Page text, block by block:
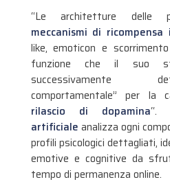
“Le architetture delle
meccanismi di
like, emoticon e
funzione che il suo
successivamente
comportamentale” per la
rilascio di dopamina“.
artificiale analizza ogni
profili psicologici dettagliati,
emotive e cognitive da
tempo di permanenza online.